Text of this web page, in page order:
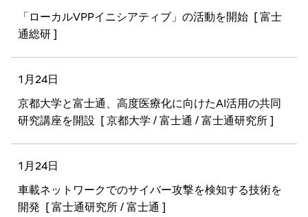
「ローカルVPPイニシアティブ」の活動を開始
[ 富士
通総研 ]
1月24日
京都大学と富士通、高度医療化に向けたAI活用の共同
研究講座を開設
[ 京都大学 / 富士通 / 富士通研究所 ]
1月24日
車載ネットワークでのサイバー攻撃を検知する技術を
開発
[ 富士通研究所 / 富士通 ]